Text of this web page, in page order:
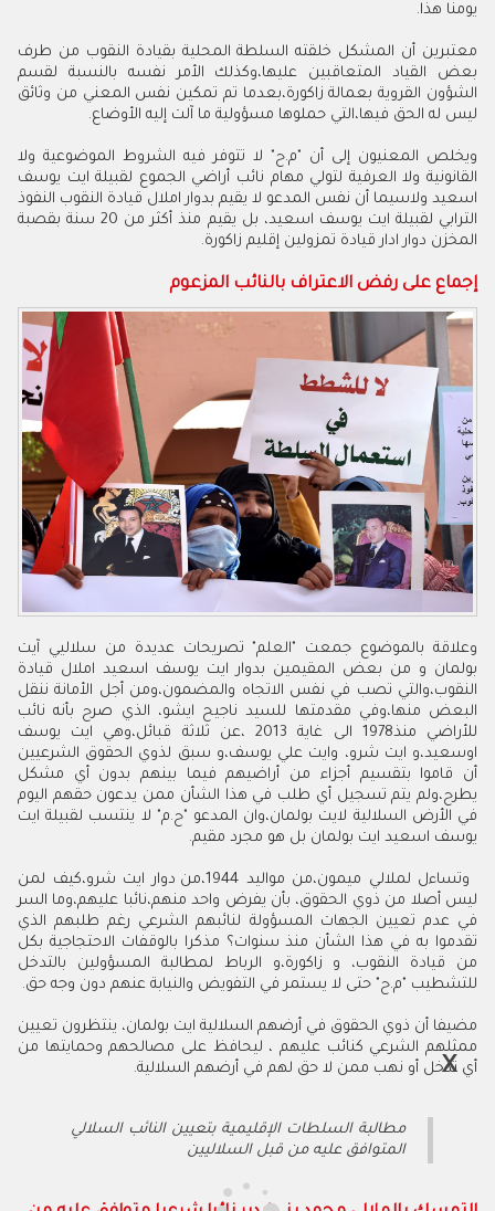
يومنا هذا.
معتبرين أن المشكل خلقته السلطة المحلية بقيادة النقوب من طرف
بعض القياد المتعاقبين عليها،وكذلك الأمر نفسه بالنسبة لقسم
الشؤون القروية بعمالة زاكورة،بعدما تم تمكين نفس المعني من وثائق
ليس له الحق فيها،التي حملوها مسؤولية ما آلت إليه الأوضاع.
ويخلص المعنيون إلى أن "م.ح" لا تتوفر فيه الشروط الموضوعية ولا
القانونية ولا العرفية لتولي مهام نائب أراضي الجموع لقبيلة ايت يوسف
اسعيد ولاسيما أن نفس المدعو لا يقيم بدوار املال قيادة النقوب النفوذ
الترابي لقبيلة ايت يوسف اسعيد، بل يقيم منذ أكثر من 20 سنة بقصبة
المخزن دوار ادار قيادة تمزولين إقليم زاكورة.
إجماع على رفض الاعتراف بالنائب المزعوم
وعلاقة بالموضوع جمعت "العلم" تصريحات عديدة من سلاليي آيت
بولمان و من بعض المقيمين بدوار ايت يوسف اسعيد املال قيادة
النقوب،والتي تصب في نفس الاتجاه والمضمون،ومن أجل الأمانة ننقل
البعض منها،وفي مقدمتها للسيد ناجيح ايشو، الذي صرح بأنه نائب
للأراضي منذ1978 الى غاية 2013 ،عن ثلاثة قبائل،وهي ايت يوسف
اوسعيد،و ايت شرو، وايت علي يوسف،و سبق لذوي الحقوق الشرعيين
أن قاموا بتقسيم أجزاء من أراضيهم فيما بينهم بدون أي مشكل
يطرح،ولم يتم تسجيل أي طلب في هذا الشأن ممن يدعون حقهم اليوم
في الأرض السلالية لايت بولمان،وان المدعو "ح.م" لا ينتسب لقبيلة ايت
يوسف اسعيد ايت بولمان بل هو مجرد مقيم.
وتساءل لملالي ميمون،من مواليد 1944،من دوار ايت شرو،كيف لمن
ليس أصلا من ذوي الحقوق، بأن يفرض واحد منهم،نائبا عليهم،وما السر
في عدم تعيين الجهات المسؤولة لنائبهم الشرعي رغم طلبهم الذي
تقدموا به في هذا الشأن منذ سنوات؟ مذكرا بالوقفات الاحتجاجية بكل
من قيادة النقوب، و زاكورة،و الرباط لمطالبة المسؤولين بالتدخل
للتشطيب "م.ح" حتى لا يستمر في التفويض والنيابة عنهم دون وجه حق.
مضيفا أن ذوي الحقوق في أرضهم السلالية ايت بولمان، ينتظرون تعيين
ممثلهم الشرعي كنائب عليهم ، ليحافظ على مصالحهم وحمايتها من
أي تدخل أو نهب ممن لا حق لهم في أرضهم السلالية.
مطالبة السلطات الإقليمية بتعيين النائب السلالي
المتوافق عليه من قبل السلاليين